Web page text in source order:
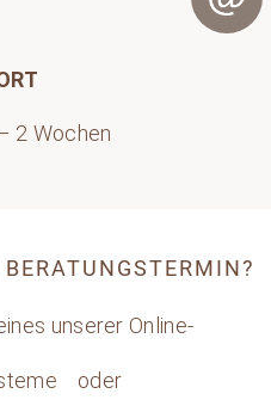
2 Wochen
unserer Online-
oder